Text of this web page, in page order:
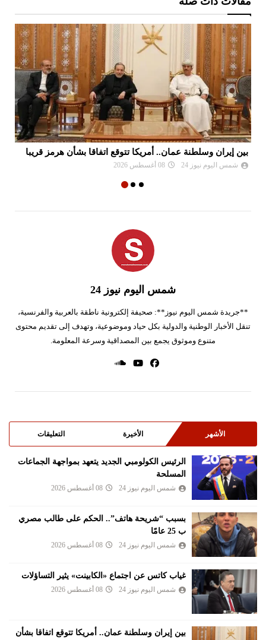
بين إيران وسلطنة عمان.. أمريكا تتوقع اتفاقا بشأن هرمز قريبا
شمس اليوم نيوز 24 08 أغسطس 2026
شمس اليوم نيوز 24
**جريدة شمس اليوم نيوز**: صحيفة إلكترونية ناطقة بالعربية والفرنسية،
تنقل الأخبار الوطنية والدولية بكل حياد وموضوعية، وتهدف إلى تقديم محتوى
متنوع وموثوق يجمع بين المصداقية وسرعة المعلومة.
الأشهر الأخيرة التعليقات
الرئيس الكولومبي الجديد يتعهد بمواجهة الجماعات
المسلحة
شمس اليوم نيوز 24 08 أغسطس 2026
بسبب “شريحة هاتف”.. الحكم على طالب مصري
ب 25 عامًا
شمس اليوم نيوز 24 08 أغسطس 2026
غياب كاتس عن اجتماع «الكابينت» يثير التساؤلات
شمس اليوم نيوز 24 08 أغسطس 2026
بين إيران وسلطنة عمان.. أمريكا تتوقع اتفاقا بشأن